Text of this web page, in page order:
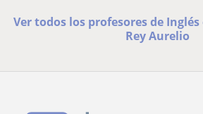
Ver todos los profesores de
Rey Aurelio